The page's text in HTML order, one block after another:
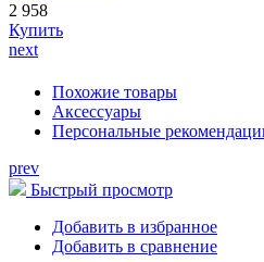
2 958
Купить
next
Похожие товары
Аксессуары
Персональные
prev
Быстрый просмотр
Добавить в избранное
Добавить в сравнение